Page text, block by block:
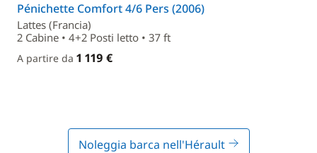
Pénichette Comfort 4/6 Pers (2006)
Lattes (Francia)
2 Cabine • 4+2 Posti letto • 37 ft
A partire da 1 119 €
Noleggia barca nell'Hérault